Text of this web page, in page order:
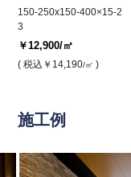
150-250x150-400×15-2
3
￥12,900/㎡
( 税込 ￥14,190/㎡ )
施工例